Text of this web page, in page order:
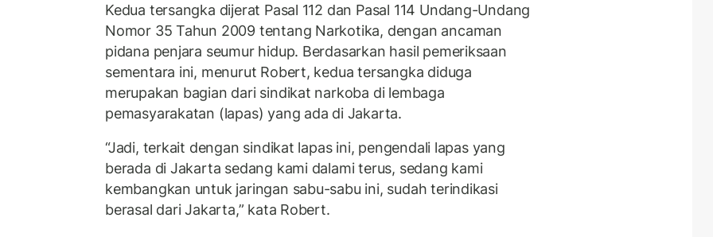
Kedua tersangka dijerat Pasal 112 dan Pasal 114 Undang-Undang
Nomor 35 Tahun 2009 tentang Narkotika, dengan ancaman
pidana penjara seumur hidup. Berdasarkan hasil pemeriksaan
sementara ini, menurut Robert, kedua tersangka diduga
merupakan bagian dari sindikat narkoba di lembaga
pemasyarakatan (lapas) yang ada di Jakarta.
“Jadi, terkait dengan sindikat lapas ini, pengendali lapas yang
berada di Jakarta sedang kami dalami terus, sedang kami
kembangkan untuk jaringan sabu-sabu ini, sudah terindikasi
berasal dari Jakarta,” kata Robert.